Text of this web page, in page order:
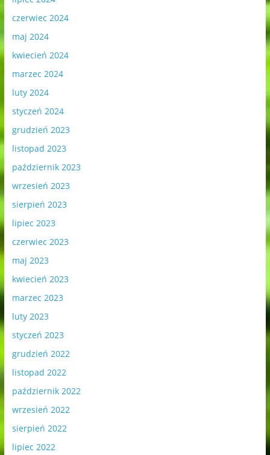
czerwiec 2024
maj 2024
kwiecień 2024
marzec 2024
luty 2024
styczeń 2024
grudzień 2023
listopad 2023
październik 2023
wrzesień 2023
sierpień 2023
lipiec 2023
czerwiec 2023
maj 2023
kwiecień 2023
marzec 2023
luty 2023
styczeń 2023
grudzień 2022
listopad 2022
październik 2022
wrzesień 2022
sierpień 2022
lipiec 2022